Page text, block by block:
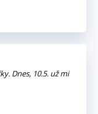
Dnes, 10.5. už mi